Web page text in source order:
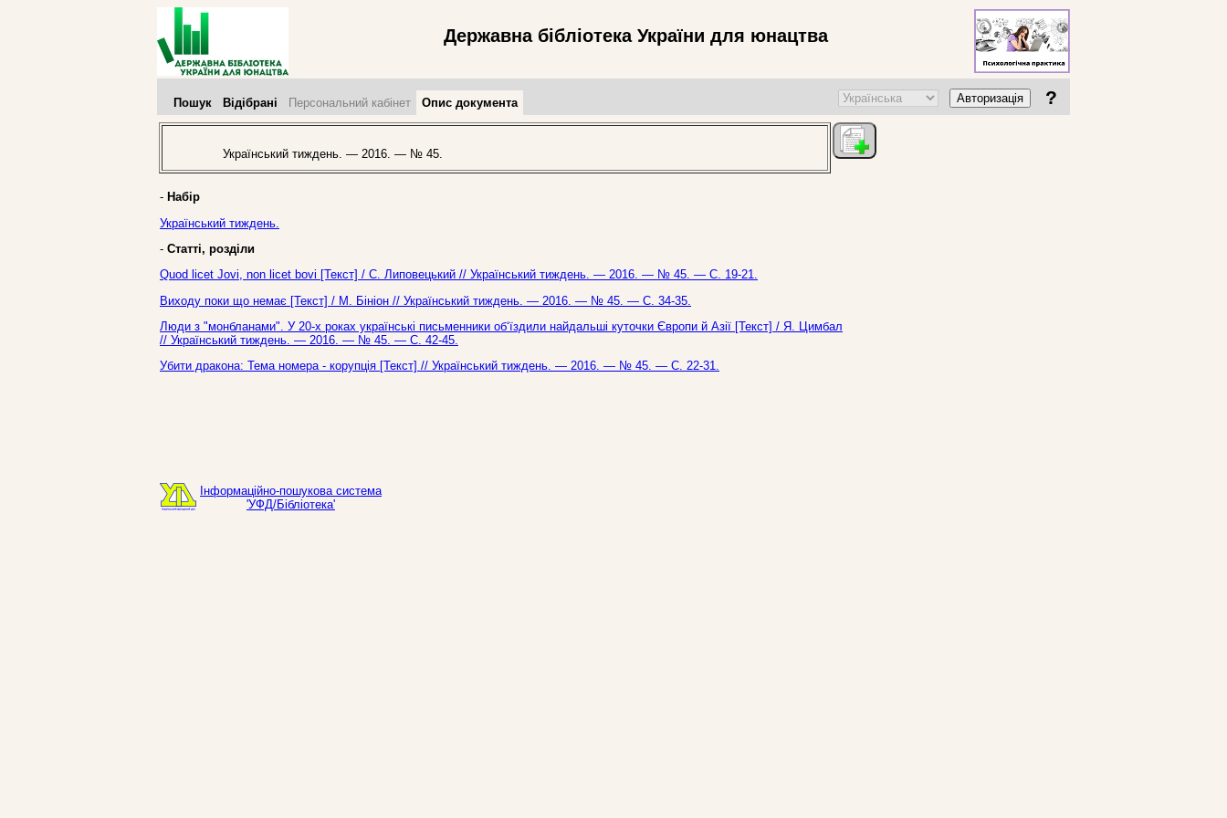
Державна бібліотека України для юнацтва
Пошук Відібрані Персональний кабінет Опис документа Авторизація ?
Український тиждень. — 2016. — № 45.
- Набір
Український тиждень.
- Статті, розділи
Quod licet Jovi, non licet bovi [Текст] / С. Липовецький // Український тиждень. — 2016. — № 45. — С. 19-21.
Виходу поки що немає [Текст] / М. Бініон // Український тиждень. — 2016. — № 45. — С. 34-35.
Люди з "монбланами". У 20-х роках українські письменники об‘їздили найдальші куточки Європи й Азії [Текст] / Я. Цимбал
// Український тиждень. — 2016. — № 45. — С. 42-45.
Убити дракона: Тема номера - корупція [Текст] // Український тиждень. — 2016. — № 45. — С. 22-31.
Інформаційно-пошукова система
'УФД/Бібліотека'